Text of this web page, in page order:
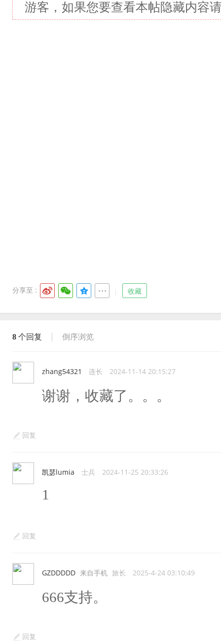
游客，如果您要查看本帖隐藏内容
分享至 : 收藏
8 个回复 倒序浏览
zhang54321 连长 2024-11-14 20:15:27
谢谢，收藏了。。。
回复
凯瑟lumia 士兵 2024-11-25 20:33:26
1
回复
GZDDDDD 来自手机 旅长 2025-4-24 03:10:49
666支持。
回复